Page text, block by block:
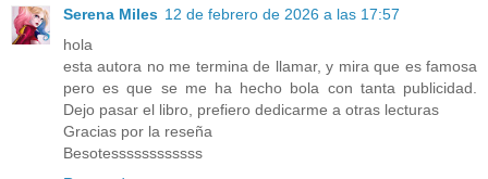
Serena Miles 12 de febrero de 2026 a las 17:57
hola
esta autora no me termina de llamar, y mira que es famosa
pero es que se me ha hecho bola con tanta publicidad.
Dejo pasar el libro, prefiero dedicarme a otras lecturas
Gracias por la reseña
Besotessssssssssss